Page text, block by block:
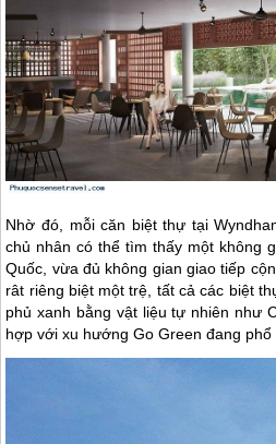
Nhờ đó, mỗi căn biệt thự tại
chủ nhân có thể tìm thấy một không
Quốc , vừa đủ không gian giao tiếp
rât riêng biệt một trệ, tất cả các biệt
phủ xanh bằng vật liệu tự nhiên như
hợp với xu hướng Go Green đang phổ